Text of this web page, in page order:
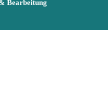
Bearbeitung